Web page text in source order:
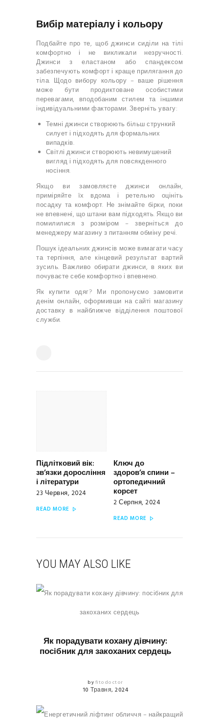
Вибір матеріалу і кольору
Подбайте про те, щоб джинси сиділи на тілі
комфортно і не викликали незручності.
Джинси з еластаном або спандексом
забезпечують комфорт і краще прилягання до
тіла. Щодо вибору кольору – ваше рішення
може бути продиктоване особистими
перевагами, вподобаним стилем та іншими
індивідуальними факторами. Зверніть увагу:
Темні джинси створюють більш стрункий
силует і підходять для формальних
випадків.
Світлі джинси створюють невимушений
вигляд і підходять для повсякденного
носіння.
Якщо ви замовляєте джинси онлайн,
приміряйте їх вдома і ретельно оцініть
посадку та комфорт. Не знімайте бірки, поки
не впевнені, що штани вам підходять. Якщо ви
помилилися з розміром – зверніться до
менеджеру магазину з питанням обміну речі.
Пошук ідеальних джинсів може вимагати часу
та терпіння, але кінцевий результат вартий
зусиль. Важливо обирати джинси, в яких ви
почуваєте себе комфортно і впевнено.
Як купити одяг? Ми пропонуємо замовити
денім онлайн, оформивши на сайті магазину
доставку в найближче відділення поштової
служби.
Previous
post:
Підлітковий вік:
зв’язки доросління
і літератури
23 Червня, 2024
READ MORE
Next
post:
Ключ до
здоров’я спини –
ортопедичний
корсет
2 Серпня, 2024
READ MORE
YOU MAY ALSO LIKE
Як порадувати кохану дівчину:
посібник для закоханих сердець
by fitodoctor
10 Травня, 2024